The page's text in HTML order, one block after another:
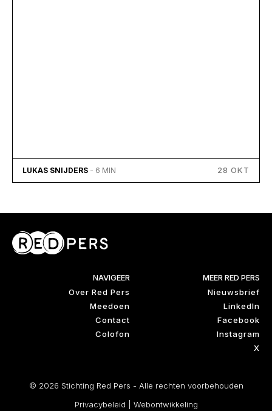
LUKAS SNIJDERS - 6 MIN 28 OKT
NAVIGEER
Over Red Pers
Meedoen
Contact
Colofon
MEER RED PERS
Nieuwsbrief
LinkedIn
Facebook
Instagram
X
© 2026 Stichting Red Pers - Alle rechten voorbehouden
Privacybeleid
Webontwikkeling